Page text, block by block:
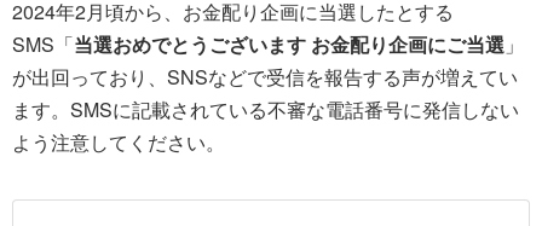
2024年2月頃から、お金配り企画に当選したとする
SMS「当選おめでとうございます お金配り企画にご当選 」
が出回っており、SNSなどで受信を報告する声が増えてい
ます。SMSに記載されている不審な電話番号に発信しない
よう注意してください。